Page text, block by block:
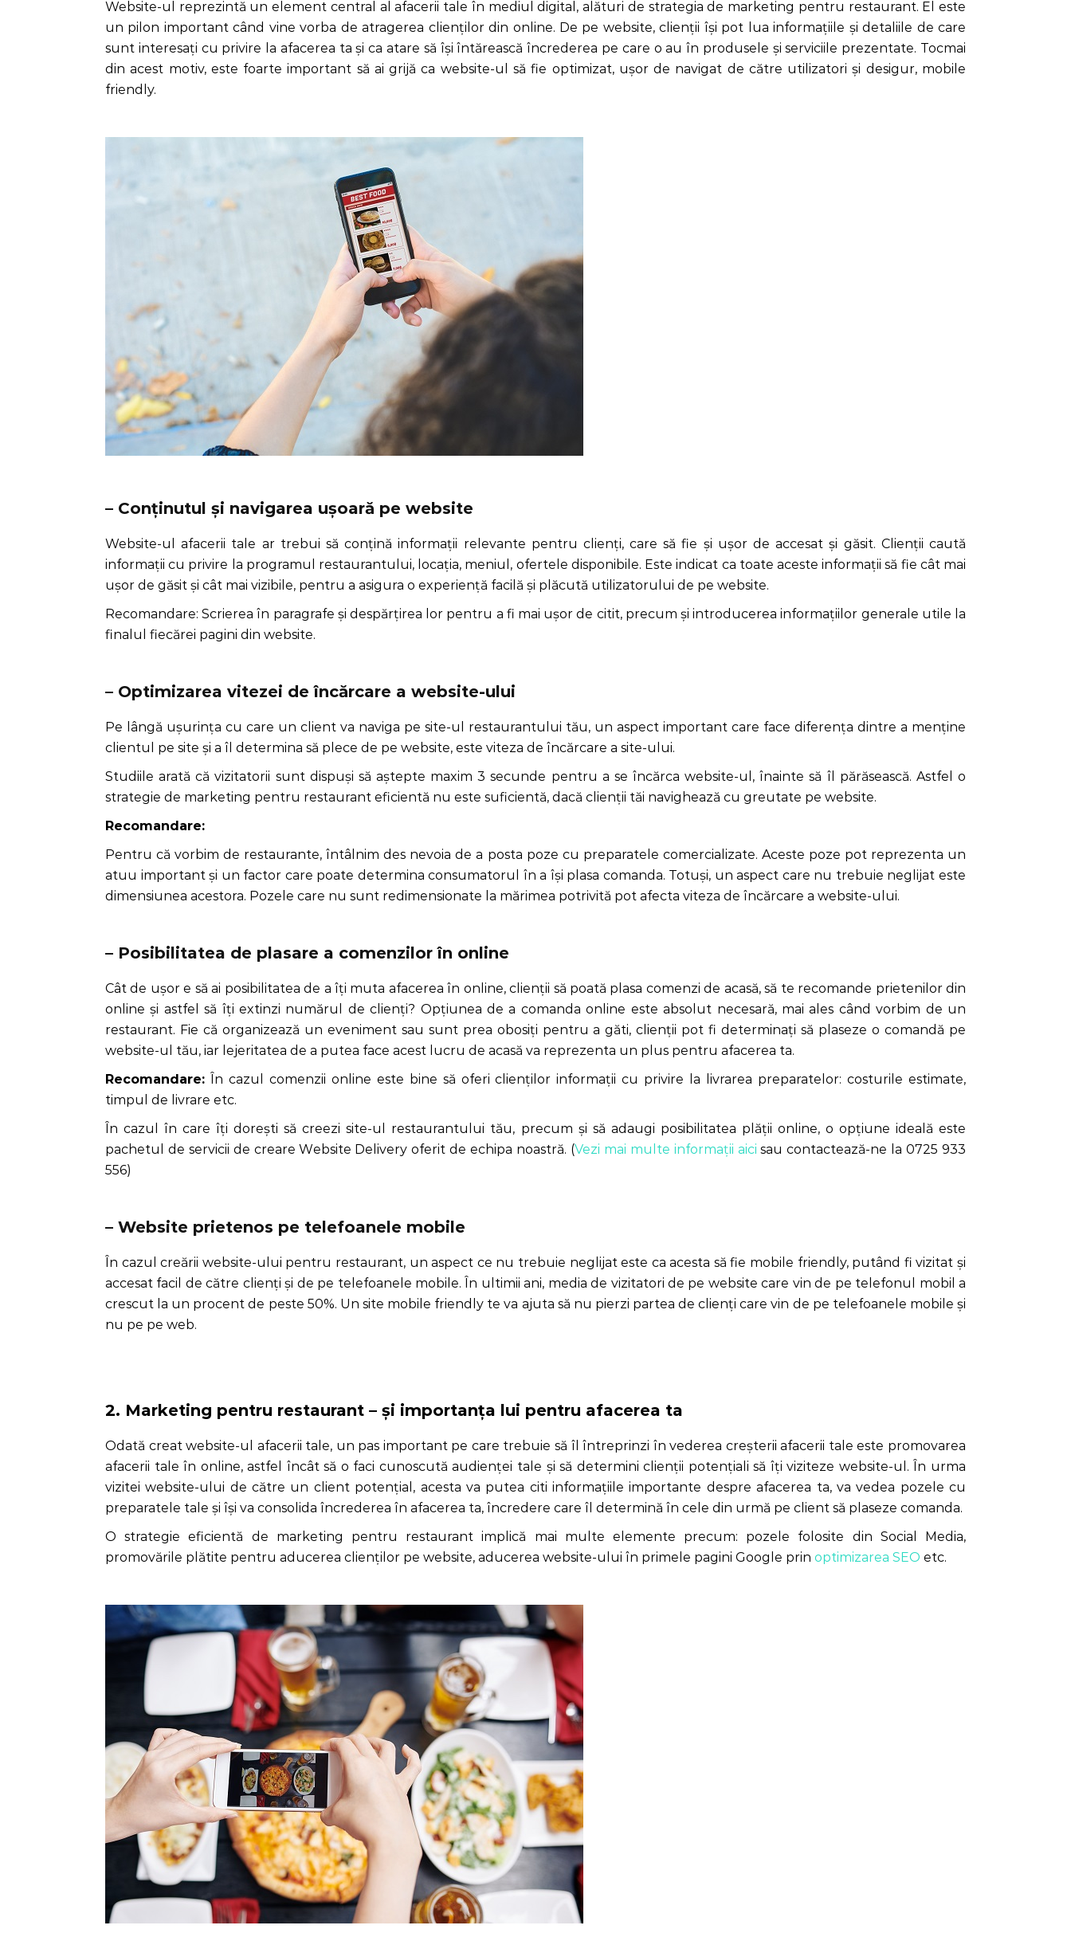
Website-ul reprezintă un element central al afacerii tale în mediul digital, alături de strategia de marketing pentru restaurant. El este
un pilon important când vine vorba de atragerea clienților din online. De pe website, clienții își pot lua informațiile și detaliile de care
sunt interesați cu privire la afacerea ta și ca atare să își întărească încrederea pe care o au în produsele și serviciile prezentate. Tocmai
din acest motiv, este foarte important să ai grijă ca website-ul să fie optimizat, ușor de navigat de către utilizatori și desigur, mobile
friendly.
– Conținutul și navigarea ușoară pe website
Website-ul afacerii tale ar trebui să conțină informații relevante pentru clienți, care să fie și ușor de accesat și găsit. Clienții caută
informații cu privire la programul restaurantului, locația, meniul, ofertele disponibile. Este indicat ca toate aceste informații să fie cât mai
ușor de găsit și cât mai vizibile, pentru a asigura o experiență facilă și plăcută utilizatorului de pe website.
Recomandare: Scrierea în paragrafe și despărțirea lor pentru a fi mai ușor de citit, precum și introducerea informațiilor generale utile la
finalul fiecărei pagini din website.
– Optimizarea vitezei de încărcare a website-ului
Pe lângă ușurința cu care un client va naviga pe site-ul restaurantului tău, un aspect important care face diferența dintre a menține
clientul pe site și a îl determina să plece de pe website, este viteza de încărcare a site-ului.
Studiile arată că vizitatorii sunt dispuși să aștepte maxim 3 secunde pentru a se încărca website-ul, înainte să îl părăsească. Astfel o
strategie de marketing pentru restaurant eficientă nu este suficientă, dacă clienții tăi navighează cu greutate pe website.
Recomandare:
Pentru că vorbim de restaurante, întâlnim des nevoia de a posta poze cu preparatele comercializate. Aceste poze pot reprezenta un
atuu important și un factor care poate determina consumatorul în a își plasa comanda. Totuși, un aspect care nu trebuie neglijat este
dimensiunea acestora. Pozele care nu sunt redimensionate la mărimea potrivită pot afecta viteza de încărcare a website-ului.
– Posibilitatea de plasare a comenzilor în online
Cât de ușor e să ai posibilitatea de a îți muta afacerea în online, clienții să poată plasa comenzi de acasă, să te recomande prietenilor din
online și astfel să îți extinzi numărul de clienți? Opțiunea de a comanda online este absolut necesară, mai ales când vorbim de un
restaurant. Fie că organizează un eveniment sau sunt prea obosiți pentru a găti, clienții pot fi determinați să plaseze o comandă pe
website-ul tău, iar lejeritatea de a putea face acest lucru de acasă va reprezenta un plus pentru afacerea ta.
Recomandare: În cazul comenzii online este bine să oferi clienților informații cu privire la livrarea preparatelor: costurile estimate,
timpul de livrare etc.
În cazul în care îți dorești să creezi site-ul restaurantului tău, precum și să adaugi posibilitatea plății online, o opțiune ideală este
pachetul de servicii de creare Website Delivery oferit de echipa noastră. (Vezi mai multe informații aici sau contactează-ne la 0725 933
556)
– Website prietenos pe telefoanele mobile
În cazul creării website-ului pentru restaurant, un aspect ce nu trebuie neglijat este ca acesta să fie mobile friendly, putând fi vizitat și
accesat facil de către clienți și de pe telefoanele mobile. În ultimii ani, media de vizitatori de pe website care vin de pe telefonul mobil a
crescut la un procent de peste 50%. Un site mobile friendly te va ajuta să nu pierzi partea de clienți care vin de pe telefoanele mobile și
nu pe pe web.
2. Marketing pentru restaurant – și importanța lui pentru afacerea ta
Odată creat website-ul afacerii tale, un pas important pe care trebuie să îl întreprinzi în vederea creșterii afacerii tale este promovarea
afacerii tale în online, astfel încât să o faci cunoscută audienței tale și să determini clienții potențiali să îți viziteze website-ul. În urma
vizitei website-ului de către un client potențial, acesta va putea citi informațiile importante despre afacerea ta, va vedea pozele cu
preparatele tale și își va consolida încrederea în afacerea ta, încredere care îl determină în cele din urmă pe client să plaseze comanda.
O strategie eficientă de marketing pentru restaurant implică mai multe elemente precum: pozele folosite din Social Media,
promovările plătite pentru aducerea clienților pe website, aducerea website-ului în primele pagini Google prin optimizarea SEO etc.